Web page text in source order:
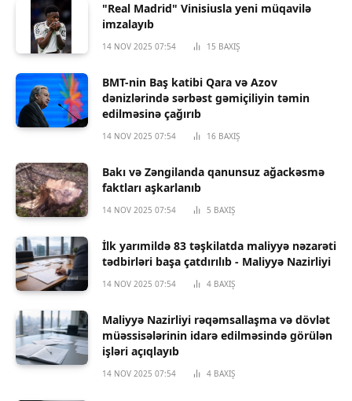
"Real Madrid" Vinisiusla yeni müqavilə
imzalayıb
14 NOV 2025 07:54 15 BAXIŞ
BMT-nin Baş katibi Qara və Azov
dənizlərində sərbəst gəmiçiliyin təmin
edilməsinə çağırıb
14 NOV 2025 07:54 16 BAXIŞ
Bakı və Zəngilanda qanunsuz ağackəsmə
faktları aşkarlanıb
14 NOV 2025 07:54 5 BAXIŞ
İlk yarımildə 83 təşkilatda maliyyə nəzarəti
tədbirləri başa çatdırılıb - Maliyyə Nazirliyi
14 NOV 2025 07:54 4 BAXIŞ
Maliyyə Nazirliyi rəqəmsallaşma və dövlət
müəssisələrinin idarə edilməsində görülən
işləri açıqlayıb
14 NOV 2025 07:54 4 BAXIŞ